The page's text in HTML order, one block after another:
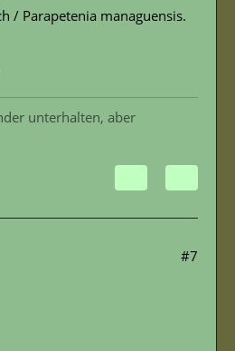
/ Parapetenia managuensis.
unterhalten, aber
#7